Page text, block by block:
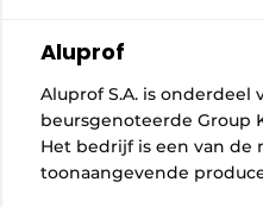
Aluprof
Aluprof S.A. is onderdeel
beursgenoteerde Group
Het bedrijf is een van de
toonaangevende